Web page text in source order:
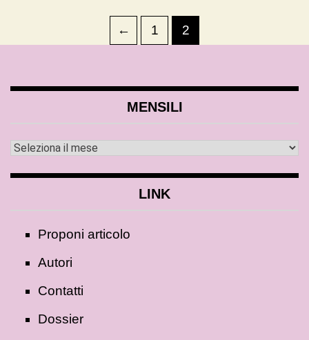
← 1 2
MENSILI
LINK
Proponi articolo
Autori
Contatti
Dossier